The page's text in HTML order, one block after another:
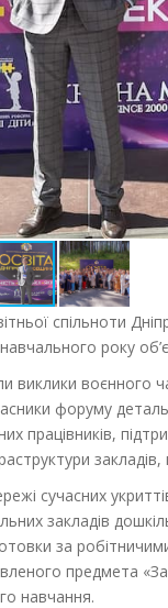
спільноти
року
воєнного
форуму
працівників,
сучасних
закладів
за
предмета
навчання.